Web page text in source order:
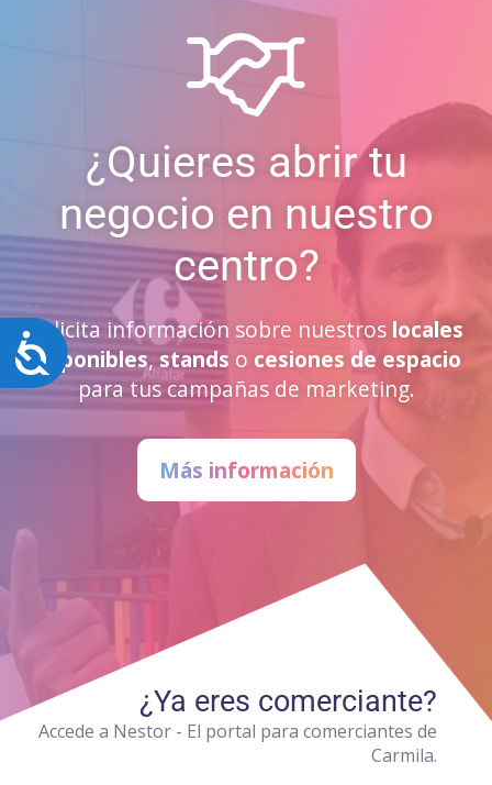
Accesibilidad
¿Quieres abrir tu
negocio en nuestro
centro?
Solicita información sobre nuestros locales
disponibles, stands o cesiones de espacio
para tus campañas de marketing.
Más información
¿Ya eres comerciante?
Accede a Nestor - El portal para comerciantes de
Carmila.